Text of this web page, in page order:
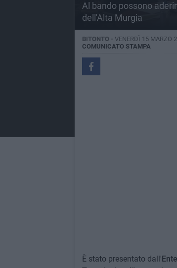
Al bando possono
dell'Alta Murgia
BITONTO - VENERDÌ 15 MARZO
COMUNICATO STAMPA
È stato presentato dall'